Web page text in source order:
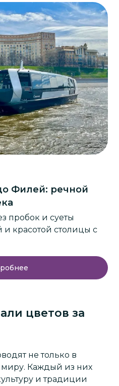
Филей: речной
пробок и суеты
и красотой столицы с
цветов за
не только в
миру. Каждый из них
и традиции